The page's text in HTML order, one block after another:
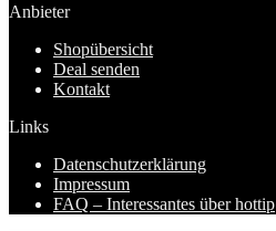
Anbieter
Shopübersicht
Deal senden
Kontakt
Links
Datenschutzerklärung
Impressum
FAQ – Interessantes über hottip